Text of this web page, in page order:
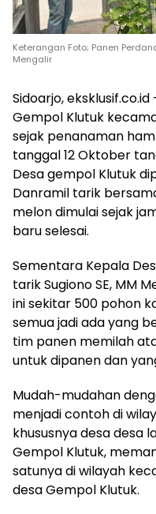
Keterangan Foto; Panen
Mengalir
Sidoarjo,
Gempol Klutuk
sejak penanaman
tanggal 12 Oktober
Desa gempol Klutuk
Danramil tarik
melon dimulai sejak
baru selesai.
Sementara Kepala
tarik Sugiono SE, MM
ini sekitar 500 pohon
semua jadi ada yang
tim panen memilah
untuk dipanen dan
Mudah-mudahan
menjadi contoh di
khususnya desa desa
Gempol Klutuk,
satunya di wilayah
desa Gempol Klutuk.